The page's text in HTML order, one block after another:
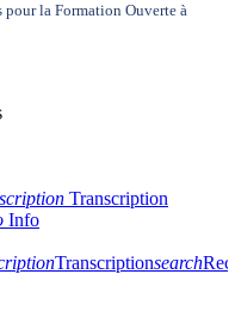
pour la Formation Ouverte à